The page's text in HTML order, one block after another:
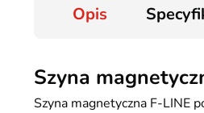
Opis
Szyna
Szyna magnetyczna F-LINE